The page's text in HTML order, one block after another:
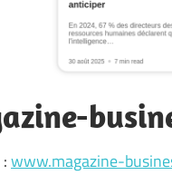
www.magazine-